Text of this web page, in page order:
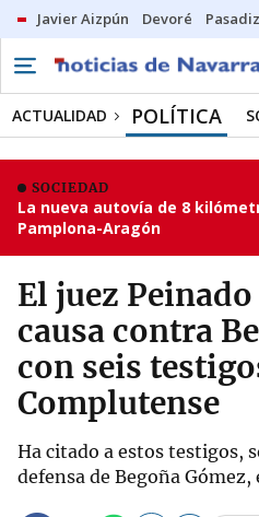
Javier Aizpún Devoré
ACTUALIDAD POLÍTICA
SOCIEDAD
La nueva autovía de 8
Pamplona-Aragón
El juez
causa contra
con seis
Complutense
Ha citado a estos testigos,
defensa de Begoña Gómez,